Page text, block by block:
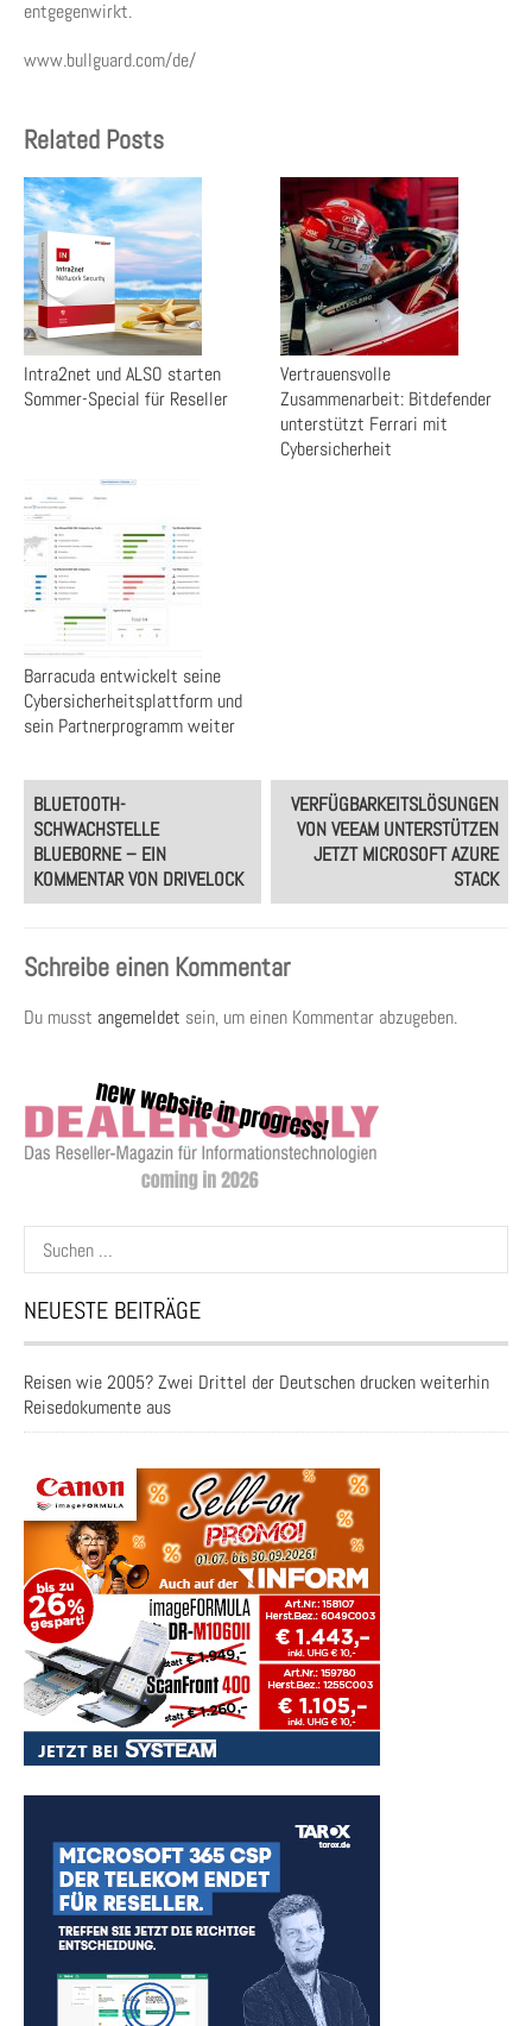
entgegenwirkt.
www.bullguard.com/de/
Related Posts
Intra2net und ALSO starten
Sommer-Special für Reseller
Vertrauensvolle
Zusammenarbeit: Bitdefender
unterstützt Ferrari mit
Cybersicherheit
Barracuda entwickelt seine
Cybersicherheitsplattform und
sein Partnerprogramm weiter
Post
navigation
BLUETOOTH-
SCHWACHSTELLE
BLUEBORNE – EIN
KOMMENTAR VON DRIVELOCK
VERFÜGBARKEITSLÖSUNGEN
VON VEEAM UNTERSTÜTZEN
JETZT MICROSOFT AZURE
STACK
Schreibe einen Kommentar
Du musst angemeldet sein, um einen Kommentar abzugeben.
Suchen
nach:
NEUESTE BEITRÄGE
Reisen wie 2005? Zwei Drittel der Deutschen drucken weiterhin
Reisedokumente aus